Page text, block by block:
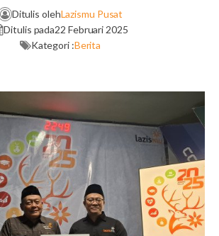
Ditulis olehLazismu Pusat
Ditulis pada22 Februari 2025
Kategori :Berita